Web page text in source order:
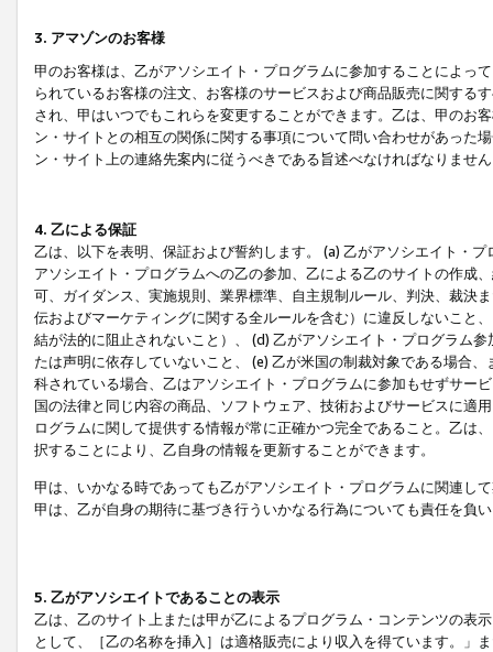
3. アマゾンのお客様
甲のお客様は、乙がアソシエイト・プログラムに参加することによっ
られているお客様の注文、お客様のサービスおよび商品販売に関する
され、甲はいつでもこれらを変更することができます。乙は、甲のお
ン・サイトとの相互の関係に関する事項について問い合わせがあった
ン・サイト上の連絡先案内に従うべきである旨述べなければなりませ
4. 乙による保証
乙は、以下を表明、保証および誓約します。 (a) 乙がアソシエイト・
アソシエイト・プログラムへの乙の参加、乙による乙のサイトの作成
可、ガイダンス、実施規則、業界標準、自主規制ルール、判決、裁決
伝およびマーケティングに関する全ルールを含む）に違反しないこと
結が法的に阻止されないこと）、 (d) 乙がアソシエイト・プログラム
たは声明に依存していないこと、 (e) 乙が米国の制裁対象である場合
科されている場合、乙はアソシエイト・プログラムに参加もせずサー
国の法律と同じ内容の商品、ソフトウェア、技術およびサービスに適
ログラムに関して提供する情報が常に正確かつ完全であること。乙は
択することにより、乙自身の情報を更新することができます。
甲は、いかなる時であっても乙がアソシエイト・プログラムに関連し
甲は、乙が自身の期待に基づき行ういかなる行為についても責任を負
5. 乙がアソシエイトであることの表示
乙は、乙のサイト上または甲が乙によるプログラム・コンテンツの表
として、［乙の名称を挿入］は適格販売により収入を得ています。」